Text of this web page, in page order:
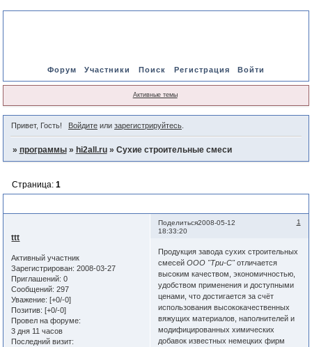
Форум Участники Поиск Регистрация Войти
Активные темы
Привет, Гость! Войдитеили зарегистрируйтесь.
» программы » hi2all.ru » Сухие строительные смеси
Страница: 1
Поделиться 1
2008-05-12
18:33:20
ttt
Активный участник
Зарегистрирован: 2008-03-27
Приглашений: 0
Сообщений: 297
Уважение: [+0/-0]
Позитив: [+0/-0]
Провел на форуме:
3 дня 11 часов
Последний визит:
Продукция завода сухих строительных
смесей ООО "Три-С"отличается
высоким качеством, экономичностью,
удобством применения и доступными
ценами, что достигается за счёт
использования высококачественных
вяжущих материалов, наполнителей и
модифицированных химических
добавок известных немецких фирм